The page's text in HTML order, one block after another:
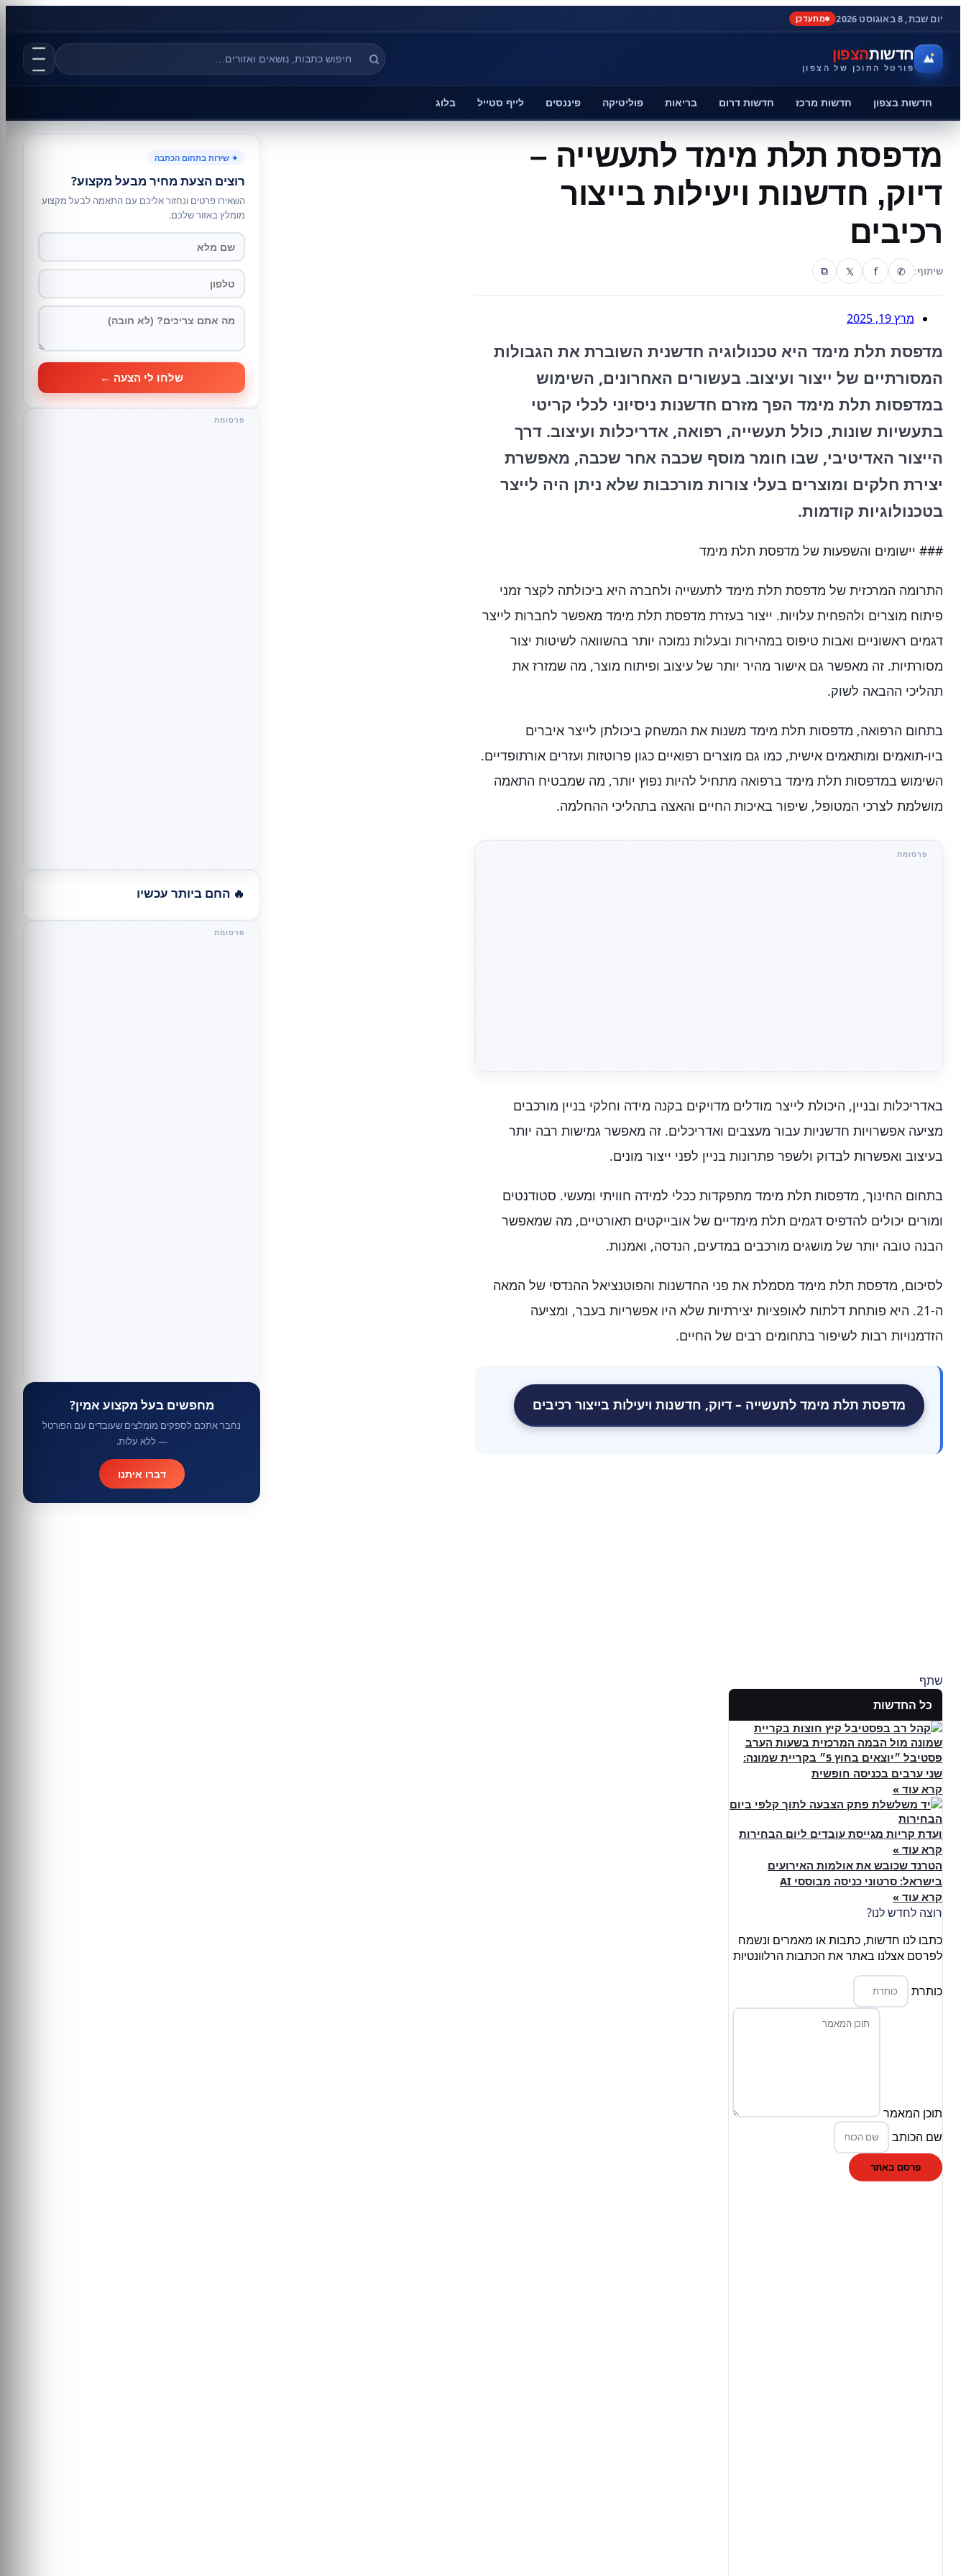
יום שבת, 8 באוגוסט 2026 מתעדכן
חדשותהצפון
פורטל התוכן של הצפון
חדשות בצפון חדשות מרכז חדשות דרום בריאות פוליטיקה פיננסים לייף סטייל בלוג
מדפסת תלת מימד לתעשייה –
דיוק, חדשנות ויעילות בייצור
רכיבים
שיתוף: ✆
f
𝕏
⧉
מרץ 19, 2025
מדפסת תלת מימד היא טכנולוגיה חדשנית השוברת את הגבולות
המסורתיים של ייצור ועיצוב. בעשורים האחרונים, השימוש
במדפסות תלת מימד הפך מזרם חדשנות ניסיוני לכלי קריטי
בתעשיות שונות, כולל תעשייה, רפואה, אדריכלות ועיצוב. דרך
הייצור האדיטיבי, שבו חומר מוסף שכבה אחר שכבה, מאפשרת
יצירת חלקים ומוצרים בעלי צורות מורכבות שלא ניתן היה לייצר
בטכנולוגיות קודמות.
### יישומים והשפעות של מדפסת תלת מימד
התרומה המרכזית של מדפסת תלת מימד לתעשייה ולחברה היא ביכולתה לקצר זמני
פיתוח מוצרים ולהפחית עלויות. ייצור בעזרת מדפסת תלת מימד מאפשר לחברות לייצר
דגמים ראשוניים ואבות טיפוס במהירות ובעלות נמוכה יותר בהשוואה לשיטות יצור
מסורתיות. זה מאפשר גם אישור מהיר יותר של עיצוב ופיתוח מוצר, מה שמזרז את
תהליכי ההבאה לשוק.
בתחום הרפואה, מדפסות תלת מימד משנות את המשחק ביכולתן לייצר איברים
ביו-תואמים ומותאמים אישית, כמו גם מוצרים רפואיים כגון פרוטזות ועזרים אורתופדיים.
השימוש במדפסות תלת מימד ברפואה מתחיל להיות נפוץ יותר, מה שמבטיח התאמה
מושלמת לצרכי המטופל, שיפור באיכות החיים והאצה בתהליכי ההחלמה.
באדריכלות ובניין, היכולת לייצר מודלים מדויקים בקנה מידה וחלקי בניין מורכבים
מציעה אפשרויות חדשניות עבור מעצבים ואדריכלים. זה מאפשר גמישות רבה יותר
בעיצוב ואפשרות לבדוק ולשפר פתרונות בניין לפני ייצור מונים.
בתחום החינוך, מדפסות תלת מימד מתפקדות ככלי למידה חוויתי ומעשי. סטודנטים
ומורים יכולים להדפיס דגמים תלת מימדיים של אובייקטים תאורטיים, מה שמאפשר
הבנה טובה יותר של מושגים מורכבים במדעים, הנדסה, ואמנות.
לסיכום, מדפסת תלת מימד מסמלת את פני החדשנות והפוטנציאל ההנדסי של המאה
ה-21. היא פותחת דלתות לאופציות יצירתיות שלא היו אפשריות בעבר, ומציעה
הזדמנויות רבות לשיפור בתחומים רבים של החיים.
מדפסת תלת מימד לתעשייה – דיוק, חדשנות ויעילות בייצור רכיבים
שתף
כל החדשות
פסטיבל ״יוצאים בחוץ 5״ בקריית שמונה:
שני ערבים בכניסה חופשית
קרא עוד »
ועדת קריות מגייסת עובדים ליום הבחירות
קרא עוד »
הטרנד שכובש את אולמות האירועים
בישראל: סרטוני כניסה מבוססי AI
קרא עוד »
רוצה לחדש לנו?
כתבו לנו חדשות, כתבות או מאמרים ונשמח
לפרסם אצלנו באתר את הכתבות הרלוונטיות
כותרת
תוכן המאמר
שם הכותב
פרסם באתר
✦ שירות בתחום הכתבה
רוצים הצעת מחיר מבעל מקצוע?
השאירו פרטים ונחזור אליכם עם התאמה לבעל מקצוע
מומלץ באזור שלכם.
שלחו לי הצעה ←
🔥 החם ביותר עכשיו
מחפשים בעל מקצוע אמין?
נחבר אתכם לספקים מומלצים שעובדים עם הפורטל
— ללא עלות.
דברו איתנו